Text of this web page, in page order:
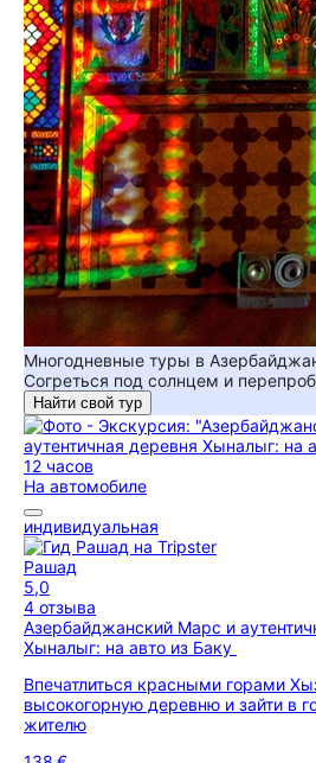
Многодневные туры в
Согреться под солнцем и
Найти свой тур
12 часов
На автомобиле
индивидуальная
Рашад
5,0
4 отзыва
Азербайджанский Марс и
Хыналыг: на авто из Баку
Впечатлиться красными горами
высокогорную деревню и зайти в
жителю